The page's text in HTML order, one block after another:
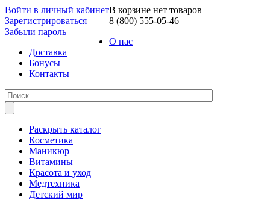
Войти в личный кабинет
Зарегистрироваться
Забыли пароль
В корзине нет товаров
8 (800) 555-05-46
О нас
Доставка
Бонусы
Контакты
Раскрыть каталог
Косметика
Маникюр
Витамины
Красота и уход
Медтехника
Детский мир